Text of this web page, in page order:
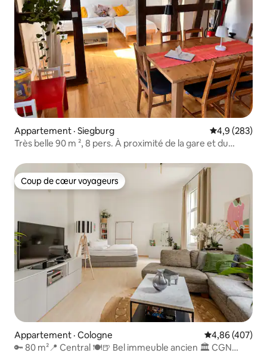
Appartement · Siegburg Note
4,9 (283)
Très belle 90 m ², 8 pers. À proximité de la gare et du
Coup de cœur voyageurs
Coup de cœur voyageurs
Appartement · Cologne Note
4,86 (407)
🔑 80 m²📍 Central 🍽🍺 Bel immeuble ancien 🏛 CGN